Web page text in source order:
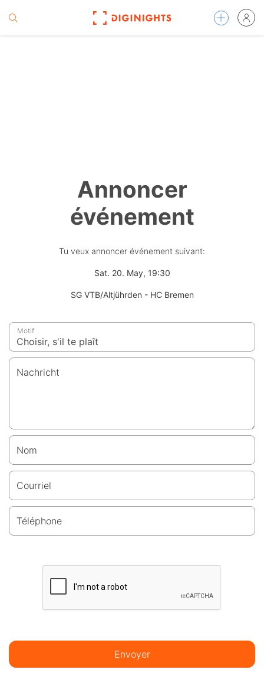
Annoncer
événement
Tu veux annoncer événement suivant:
Sat. 20. May, 19:30
SG VTB/Altjührden - HC Bremen
Motif
Nachricht
Nom
Courriel
Téléphone
Envoyer